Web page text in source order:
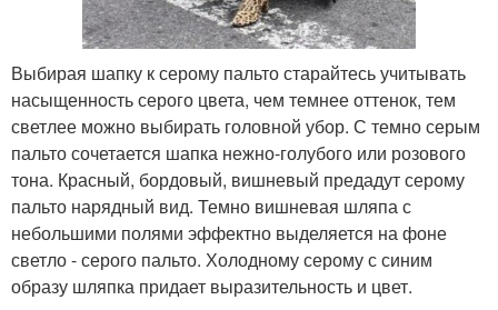
Выбирая шапку к серому пальто старайтесь учитывать
насыщенность серого цвета, чем темнее оттенок, тем
светлее можно выбирать головной убор. С темно серым
пальто сочетается шапка нежно-голубого или розового
тона. Красный, бордовый, вишневый предадут серому
пальто нарядный вид. Темно вишневая шляпа с
небольшими полями эффектно выделяется на фоне
светло - серого пальто. Холодному серому с синим
образу шляпка придает выразительность и цвет.